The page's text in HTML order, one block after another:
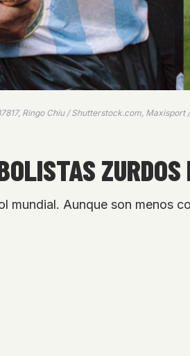
Ringo Chiu / Shutterstock.com, Maxisport
Aunque son menos